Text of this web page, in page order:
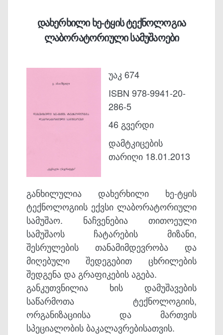
დახერხილი ხე-ტყის ტექნოლოგია
ლაბორატორიული სამუშაოები
უაკ 674
ISBN 978-9941-20-
286-5
46 გვერდი
დამტკიცების
თარიღი 18.01.2013
განხილულია დახერხილი ხე-ტყის
ტექნოლოგიის ექვსი ლაბორატორიული
სამუშაო. ნაჩვენებია თითოეული
სამუშაოს ჩატარების მიზანი,
შესრულების თანამიმდევრობა და
მიღებული შედეგებით ცხრილების
შედგენა და გრაფიკების აგება.
განკუთვნილია ხის დამუშავების
საწარმოთა ტექნოლოგიის,
ორგანიზაციისა და მართვის
სპეციალობის ბაკალავრებისათვის.